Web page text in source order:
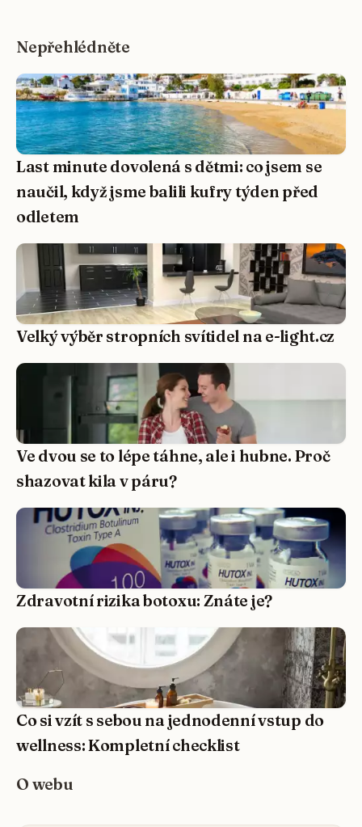
Nepřehlédněte
Last minute dovolená s dětmi: co jsem se
naučil, když jsme balili kufry týden před
odletem
Velký výběr stropních svítidel na e-light.cz
Ve dvou se to lépe táhne, ale i hubne. Proč
shazovat kila v páru?
Zdravotní rizika botoxu: Znáte je?
Co si vzít s sebou na jednodenní vstup do
wellness: Kompletní checklist
O webu